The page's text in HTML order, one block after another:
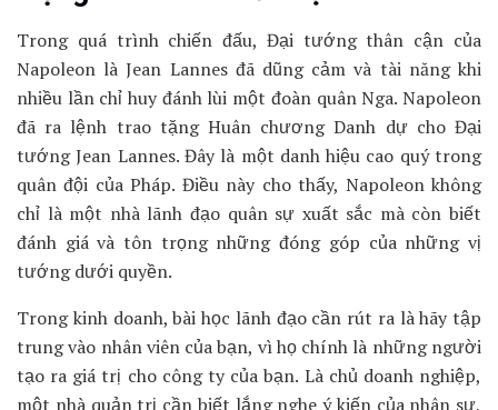
Trong quá trình chiến đấu, Đại tướng thân cận của
Napoleon là Jean Lannes đã dũng cảm và tài năng khi
nhiều lần chỉ huy đánh lùi một đoàn quân Nga. Napoleon
đã ra lệnh trao tặng Huân chương Danh dự cho Đại
tướng Jean Lannes. Đây là một danh hiệu cao quý trong
quân đội của Pháp. Điều này cho thấy, Napoleon không
chỉ là một nhà lãnh đạo quân sự xuất sắc mà còn biết
đánh giá và tôn trọng những đóng góp của những vị
tướng dưới quyền.
Trong kinh doanh, bài học lãnh đạo cần rút ra là hãy tập
trung vào nhân viên của bạn, vì họ chính là những người
tạo ra giá trị cho công ty của bạn. Là chủ doanh nghiệp,
một nhà quản trị cần biết lắng nghe ý kiến của nhân sự,